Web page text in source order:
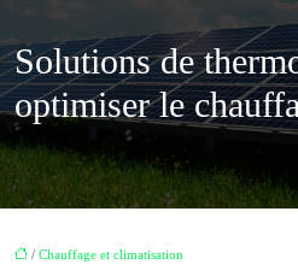
Solutions de
optimiser le
/ Chauffage et climatisation